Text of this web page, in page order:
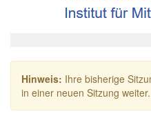
Hinweis: Ihre bisherige
in einer neuen Sitzung weiter.